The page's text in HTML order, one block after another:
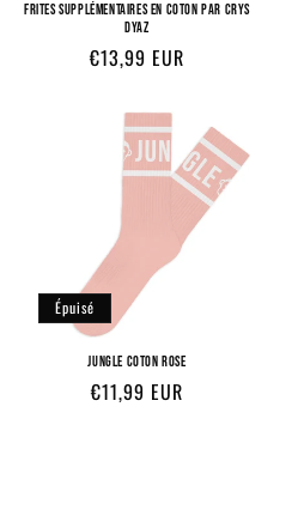
FRITES SUPPLÉMENTAIRES EN COTON PAR CRYS
DYAZ
Prix
€13,99 EUR
Épuisé
JUNGLE COTON ROSE
Prix
€11,99 EUR